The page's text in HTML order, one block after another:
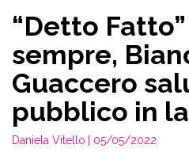
“Detto
sempre,
Guaccero
pubblico in
Daniela Vitello | 05/05/2022